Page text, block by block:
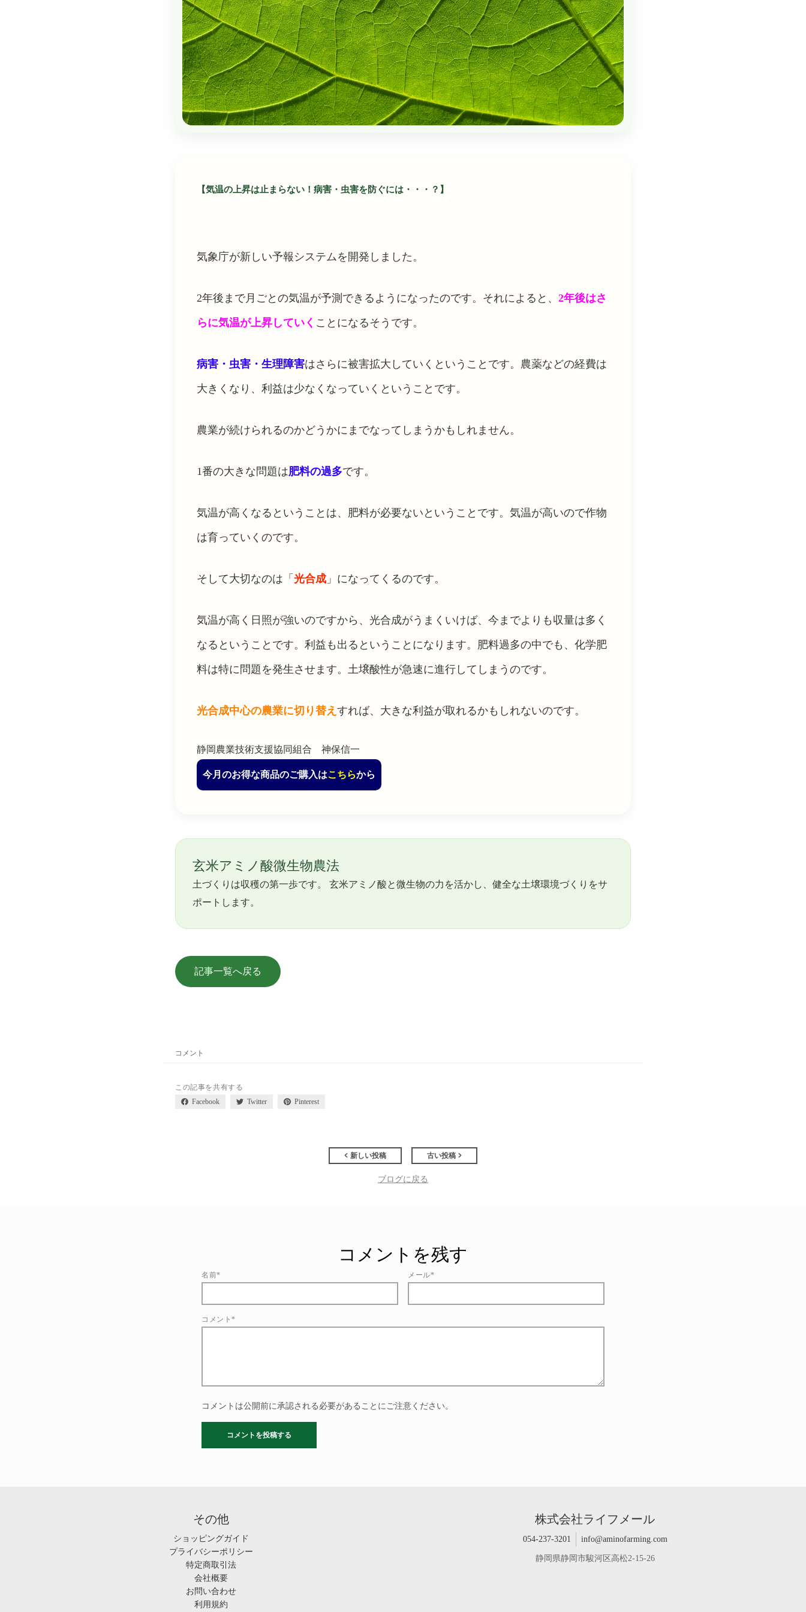
【気温の上昇は止まらない！病害・虫害を防ぐには・・・？】
気象庁が新しい予報システムを開発しました。
2年後まで月ごとの気温が予測できるようになったのです。それによると、 2年後はさ
らに気温が上昇していく ことになるそうです。
病害・虫害・生理障害はさらに被害拡大していくということです。農薬などの経費は
大きくなり、利益は少なくなっていくということです。
農業が続けられるのかどうかにまでなってしまうかもしれません。
1番の大きな問題は肥料の過多です。
気温が高くなるということは、肥料が必要ないということです。気温が高いので作物
は育っていくのです。
そして大切なのは「 光合成 」になってくるのです。
気温が高く日照が強いのですから、光合成がうまくいけば、今までよりも収量は多く
なるということです。利益も出るということになります。肥料過多の中でも、化学肥
料は特に問題を発生させます。土壌酸性が急速に進行してしまうのです。
光合成中心の農業に切り替え すれば、大きな利益が取れるかもしれないのです。
静岡農業技術支援協同組合 神保信一
今月のお得な商品のご購入はこちらから
玄米アミノ酸微生物農法
土づくりは収穫の第一歩です。 玄米アミノ酸と微生物の力を活かし、健全な土壌環境づくりをサ
ポートします。
記事一覧へ戻る
コメント
この記事を共有する
Facebook
Twitter Pinterest
新しい投稿 古い投稿
ブログに戻る
コメントを残す
名前* メール*
コメント*
コメントは公開前に承認される必要があることにご注意ください。
その他
ショッピングガイド
プライバシーポリシー
特定商取引法
会社概要
お問い合わせ
利用規約
株式会社ライフメール
054-237-3201 info@aminofarming.com
静岡県静岡市駿河区高松2-15-26